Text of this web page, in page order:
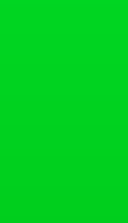
言间实现图像文字